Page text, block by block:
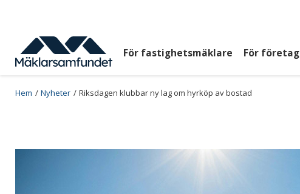
huvudinnehåll
Huvudmeny
För fastighetsmäklare För företag
Breadcrumb
Hem Nyheter Riksdagen klubbar ny lag om hyrköp av bostad